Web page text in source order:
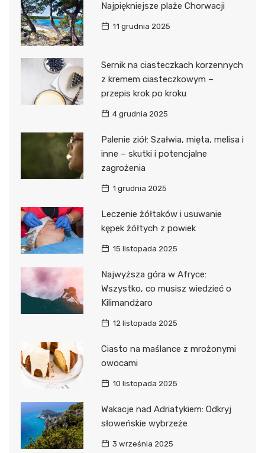
Najpiękniejsze plaże Chorwacji
11 grudnia 2025
Sernik na ciasteczkach korzennych
z kremem ciasteczkowym –
przepis krok po kroku
4 grudnia 2025
Palenie ziół: Szałwia, mięta, melisa i
inne – skutki i potencjalne
zagrożenia
1 grudnia 2025
Leczenie żółtaków i usuwanie
kępek żółtych z powiek
15 listopada 2025
Najwyższa góra w Afryce:
Wszystko, co musisz wiedzieć o
Kilimandżaro
12 listopada 2025
Ciasto na maślance z mrożonymi
owocami
10 listopada 2025
Wakacje nad Adriatykiem: Odkryj
słoweńskie wybrzeże
3 września 2025